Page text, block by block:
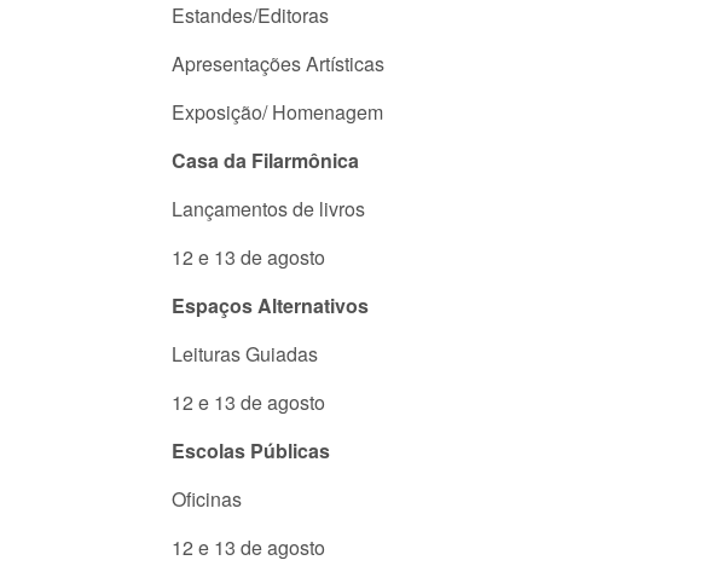
Estandes/Editoras
Apresentações Artísticas
Exposição/ Homenagem
Casa da Filarmônica
Lançamentos de livros
12 e 13 de agosto
Espaços Alternativos
Leituras Guiadas
12 e 13 de agosto
Escolas Públicas
Oficinas
12 e 13 de agosto